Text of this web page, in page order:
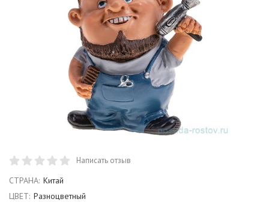
Написать отзыв
СТРАНА: Китай
ЦВЕТ: Разноцветный